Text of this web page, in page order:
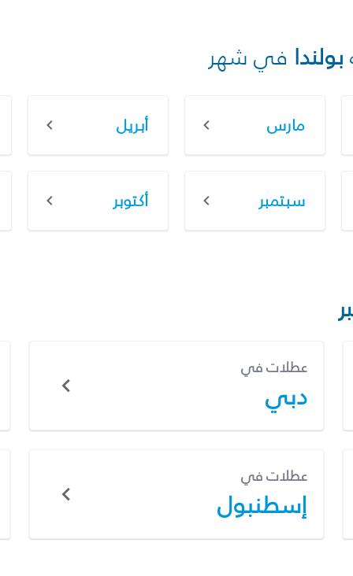
بولندا في شهر
مارس أبريل
سبتمبر أكتوبر
عطلات في
دبي
عطلات في
إسطنبول